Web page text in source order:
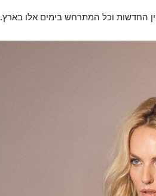
החדשות וכל המתרחש בימים אלו בארץ.